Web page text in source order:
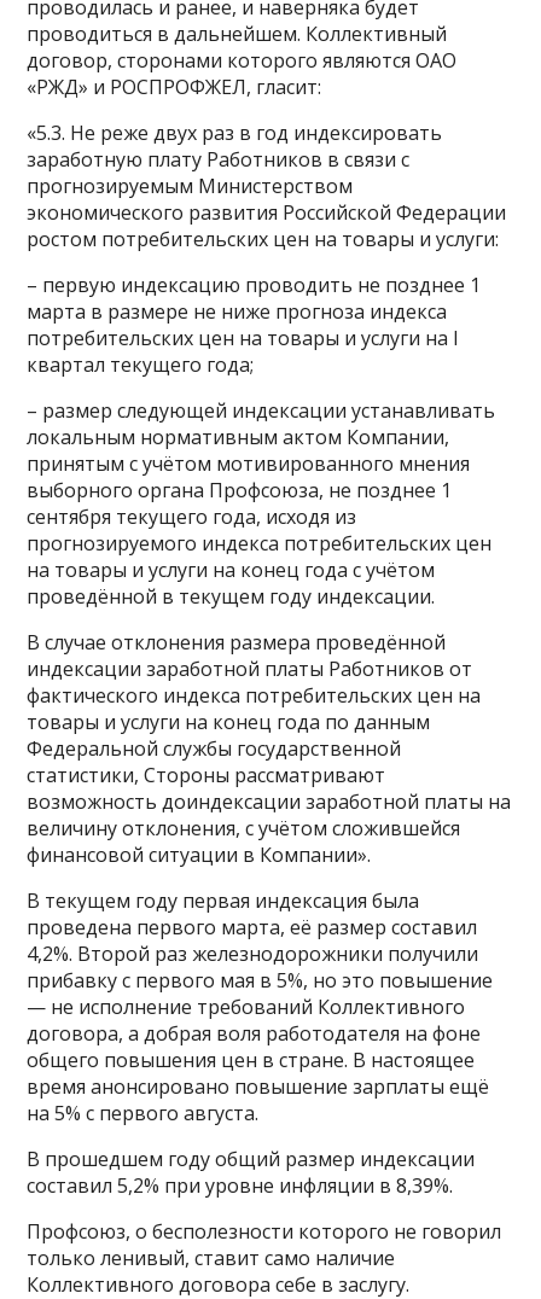
проводилась и ранее, и наверняка будет
проводиться в дальнейшем. Коллективный
договор, сторонами которого являются ОАО
«РЖД» и РОСПРОФЖЕЛ, гласит:
«5.3. Не реже двух раз в год индексировать
заработную плату Работников в связи с
прогнозируемым Министерством
экономического развития Российской Федерации
ростом потребительских цен на товары и услуги:
– первую индексацию проводить не позднее 1
марта в размере не ниже прогноза индекса
потребительских цен на товары и услуги на I
квартал текущего года;
– размер следующей индексации устанавливать
локальным нормативным актом Компании,
принятым с учётом мотивированного мнения
выборного органа Профсоюза, не позднее 1
сентября текущего года, исходя из
прогнозируемого индекса потребительских цен
на товары и услуги на конец года с учётом
проведённой в текущем году индексации.
В случае отклонения размера проведённой
индексации заработной платы Работников от
фактического индекса потребительских цен на
товары и услуги на конец года по данным
Федеральной службы государственной
статистики, Стороны рассматривают
возможность доиндексации заработной платы на
величину отклонения, с учётом сложившейся
финансовой ситуации в Компании».
В текущем году первая индексация была
проведена первого марта, её размер составил
4,2%. Второй раз железнодорожники получили
прибавку с первого мая в 5%, но это повышение
— не исполнение требований Коллективного
договора, а добрая воля работодателя на фоне
общего повышения цен в стране. В настоящее
время анонсировано повышение зарплаты ещё
на 5% с первого августа.
В прошедшем году общий размер индексации
составил 5,2% при уровне инфляции в 8,39%.
Профсоюз, о бесполезности которого не говорил
только ленивый, ставит само наличие
Коллективного договора себе в заслугу.